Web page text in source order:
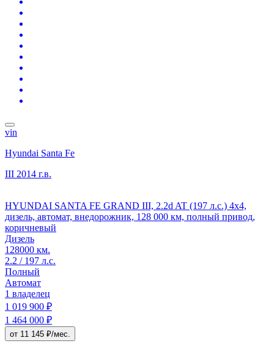
vin
Hyundai Santa Fe
III 2014 г.в.
HYUNDAI SANTA FE GRAND III, 2.2d AT (197 л.с.) 4x4,
дизель, автомат, внедорожник, 128 000 км, полный привод,
коричневый
Дизель
128000 км.
2.2 / 197 л.с.
Полный
Автомат
1 владелец
1 019 900 ₽
1 464 000 ₽
от 11 145 ₽/мес.